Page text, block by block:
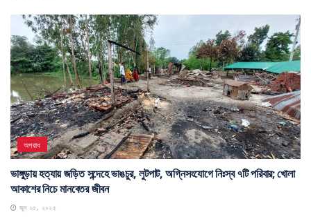
অপরাধ
ভাঙ্গুড়ায় হত্যায় জড়িত সন্দেহে ভাঙচুর, লুটপাট, অগ্নিসংযোগে নিঃস্ব ৭টি পরিবার; খোলা
আকাশের নিচে মানবেতর জীবন
জুন ২৫, ২০২৫